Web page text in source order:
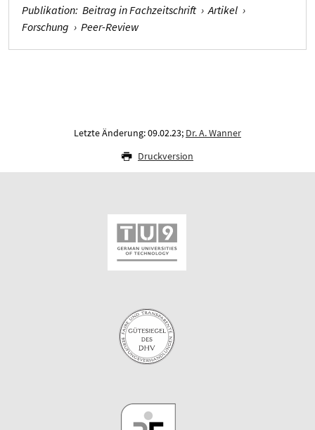
Publikation: Beitrag in Fachzeitschrift › Artikel ›
Forschung › Peer-Review
Letzte Änderung: 09.02.23; Dr. A. Wanner
Druckversion